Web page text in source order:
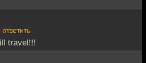
ответить
travel!!!